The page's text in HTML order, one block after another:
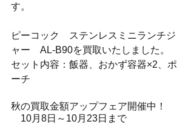
す。
ピーコック　ステンレスミニランチジ
ャー　AL-B90を買取いたしました。
セット内容：飯器、おかず容器×2、ポ
ーチ
秋の買取金額アップフェア開催中！
10月8日～10月23日まで